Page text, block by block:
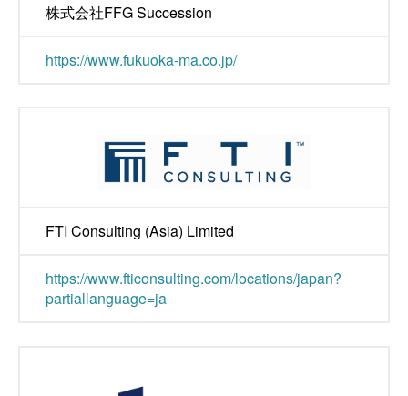
株式会社FFG Succession
https://www.fukuoka-ma.co.jp/
FTI Consulting (Asia) Limited
https://www.fticonsulting.com/locations/japan?
partiallanguage=ja